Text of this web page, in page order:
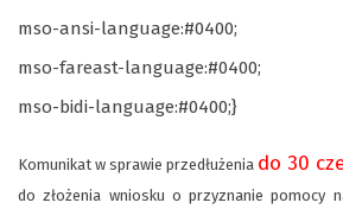
mso-ansi-language:#0400;
mso-fareast-language:#0400;
mso-bidi-language:#0400;}
Komunikat w sprawie przedłużenia do 30
do złożenia wniosku o przyznanie pomocy